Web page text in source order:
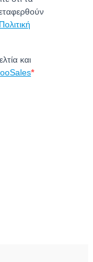
Πολιτική
και